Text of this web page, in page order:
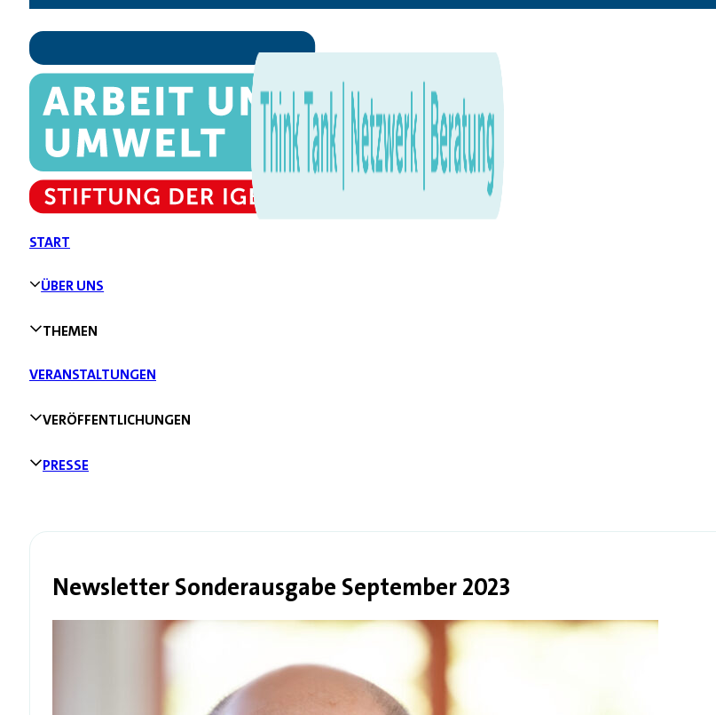
START
ÜBER UNS
THEMEN
VERANSTALTUNGEN
VERÖFFENTLICHUNGEN
PRESSE
Newsletter Sonderausgabe September 2023